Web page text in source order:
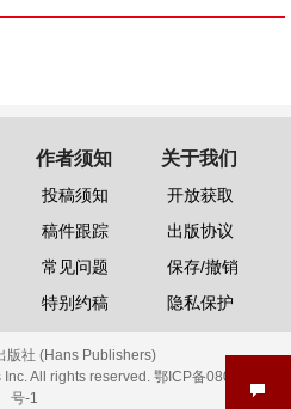
作者须知
投稿须知
稿件跟踪
常见问题
特别约稿
关于我们
开放获取
出版协议
保存/撤销
隐私保护
版社 (Hans Publishers)
All rights reserved. 鄂ICP备08006613
号-1